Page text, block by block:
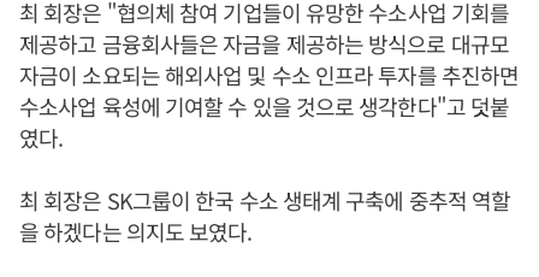
최 회장은 "협의체 참여 기업들이 유망한 수소사업 기회를
제공하고 금융회사들은 자금을 제공하는 방식으로 대규모
자금이 소요되는 해외사업 및 수소 인프라 투자를 추진하면
수소사업 육성에 기여할 수 있을 것으로 생각한다"고 덧붙
였다.
최 회장은 SK그룹이 한국 수소 생태계 구축에 중추적 역할
을 하겠다는 의지도 보였다.